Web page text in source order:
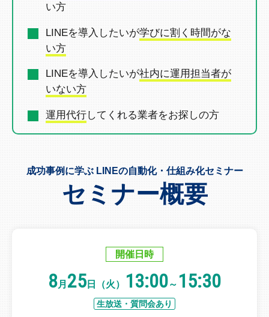
い方
LINEを導入したいが学びに割く時間がな
い方
LINEを導入したいが社内に運用担当者が
いない方
運用代行してくれる業者をお探しの方
成功事例に学ぶ LINEの自動化・仕組み化セミナー
セミナー概要
開催日時
8月 25 日（火） 13:00～ 15:30
生放送・質問会あり